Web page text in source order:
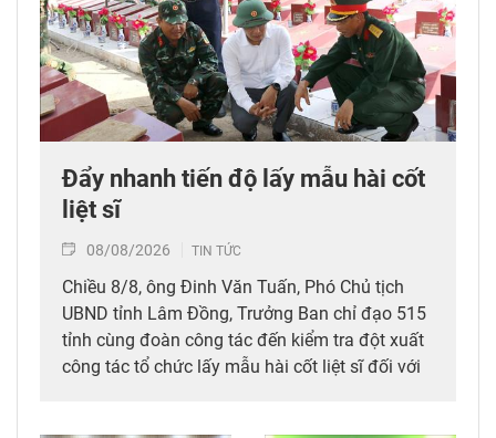
Đẩy nhanh tiến độ lấy mẫu hài cốt
liệt sĩ
08/08/2026 TIN TỨC
Chiều 8/8, ông Đinh Văn Tuấn, Phó Chủ tịch
UBND tỉnh Lâm Đồng, Trưởng Ban chỉ đạo 515
tỉnh cùng đoàn công tác đến kiểm tra đột xuất
công tác tổ chức lấy mẫu hài cốt liệt sĩ đối với